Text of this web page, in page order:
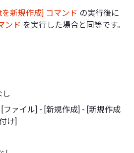
を新規作成] コマンド の実行後に
ンド を実行した場合と同等です。
し
[ファイル] - [新規作成] - [新規作成
け]